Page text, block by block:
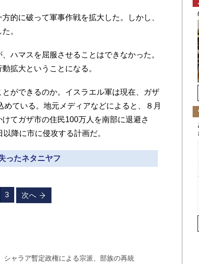
的に破って軍事作戦を拡大した。しかし、
。
ハマスを屈服させることはできなかった。
拡大ということになる。
ができるのか。イスラエル軍は現在、ガザ
ている。地元メディアなどによると、８月
てガザ市の住民100万人を南部に退避さ
降に市に侵攻する計画だ。
ったネタニヤフ
3 次へ
ャラア暫定政権による宗派、部族の再統